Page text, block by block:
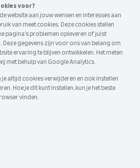
voor?
website aan jouw wensen en interesses aan
van meet cookies. Deze cookies stellen
pagina’s problemen opleveren of juist
gegevens zijn voor ons van belang om
ervaring te blijven ontwikkelen. Het meten
met behulp van Google Analytics.
altijd cookies verwijderen en ook instellen
Hoe je dit kunt instellen, kun je het beste
vinden.